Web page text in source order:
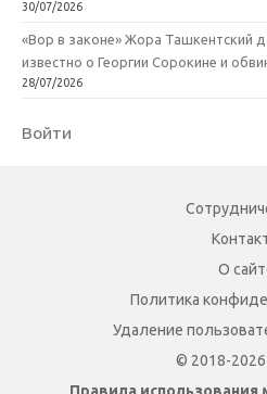
30/07/2026
«Вор в законе» Жора Ташкентский
известно о Георгии Сорокине и
28/07/2026
Войти
О
Политика
Удаление
© 2018-2026